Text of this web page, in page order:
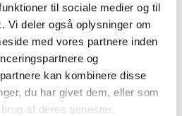
til sociale medier og til
Vi deler også oplysninger om
med vores partnere inden
og
kan kombinere disse
du har givet dem, eller som
af deres tjenester.
de seneste dage fået en del
som har fået konfiskeret…